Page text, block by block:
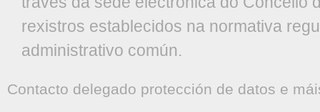
rexistros establecidos na normativa
administrativo común.
Contacto delegado protección de datos e